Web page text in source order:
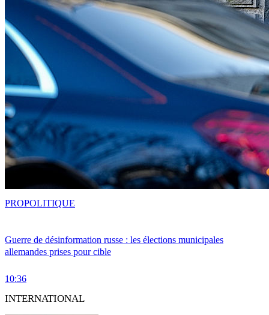
Guerre de désinformation russe : les élections municipales
allemandes prises pour cible
10:36
PROPOLITIQUE
INTERNATIONAL